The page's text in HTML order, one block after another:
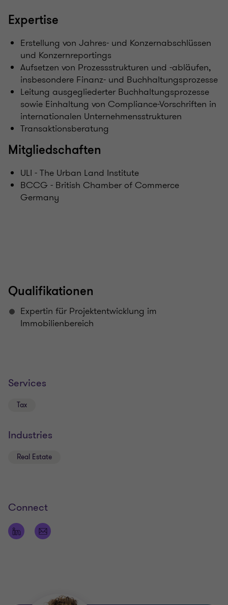
Expertise
Erstellung von Jahres- und Konzernabschlüssen
und Konzernreportings
Aufsetzen von Prozessstrukturen und -abläufen,
insbesondere Finanz- und Buchhaltungsprozesse
Leitung ausgegliederter Buchhaltungsprozesse
sowie Einhaltung von Compliance-Vorschriften in
internationalen Unternehmensstrukturen
Transaktionsberatung
Mitgliedschaften
ULI - The Urban Land Institute
BCCG - British Chamber of Commerce
Germany
Qualifikationen
Expertin für Projektentwicklung im
Immobilienbereich
Services
Tax
Industries
Real Estate
Connect